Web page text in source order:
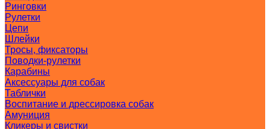
Ринговки
Рулетки
Цепи
Шлейки
Тросы, фиксаторы
Поводки-рулетки
Карабины
Аксессуары для собак
Таблички
Воспитание и дрессировка собак
Амуниция
Кликеры и свистки